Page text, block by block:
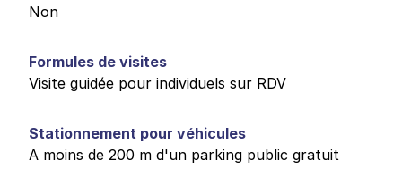
Non
Formules de visites
Visite guidée pour individuels sur RDV
Stationnement pour véhicules
A moins de 200 m d'un parking public gratuit